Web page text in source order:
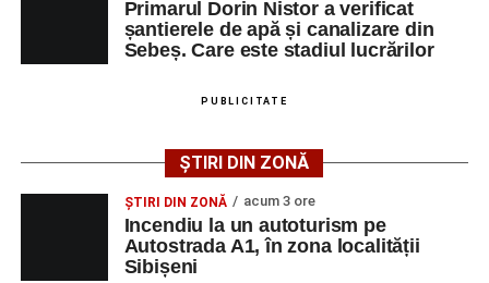
Ultimele știri din Sebeș
Incendiu la un autoturism pe Autostrada A1, în zona
localității Sibișeni
Primarul Dorin Nistor a verificat
șantierele de apă și canalizare din
Sebeș. Care este stadiul lucrărilor
PUBLICITATE
ȘTIRI DIN ZONĂ
ȘTIRI DIN ZONĂ acum 3 ore
Incendiu la un autoturism pe
Autostrada A1, în zona localității
Sibișeni